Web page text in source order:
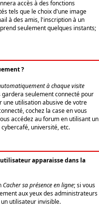
accès à des fonctions
tels que le choix d'une image
à des amis, l'inscription à un
seulement quelques instants;
?
à chaque visite
seulement connecté pour
une utilisation abusive de votre
cochez la case en vous
accédez au forum en utilisant un
université, etc.
apparaisse dans la
Cacher sa présence en ligne; si vous
aux yeux des administrateurs
utilisateur invisible.